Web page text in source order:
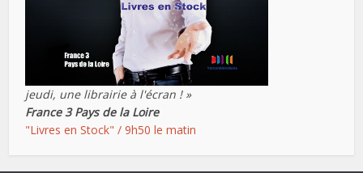
jeudi, une librairie à l'écran ! »
France 3 Pays de la Loire
"Livres en Stock" / 9h50 le matin